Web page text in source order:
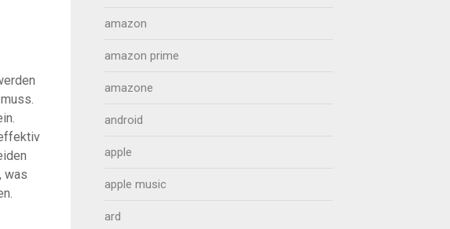
was
amazon
amazon prime
amazone
android
apple
apple music
ard